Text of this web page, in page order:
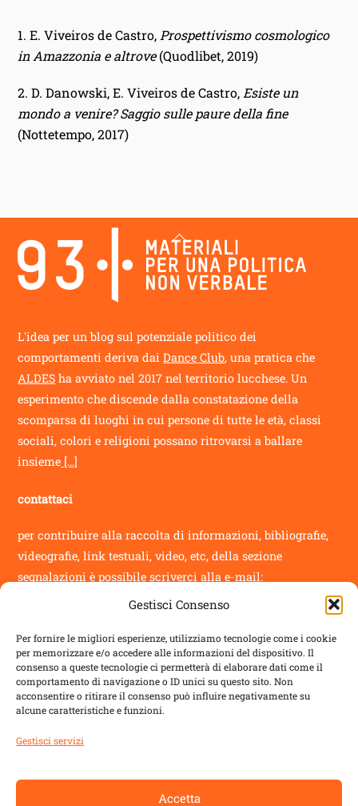
Gestisci Consenso
Per fornire le migliori esperienze, utilizziamo tecnologie come i cookie
per memorizzare e/o accedere alle informazioni del dispositivo. Il
consenso a queste tecnologie ci permetterà di elaborare dati come il
comportamento di navigazione o ID unici su questo sito. Non
acconsentire o ritirare il consenso può influire negativamente su
alcune caratteristiche e funzioni.
Gestisci servizi
Accetta
1. E. Viveiros de Castro, Prospettivismo cosmologico
in Amazzonia e altrove(Quodlibet, 2019)
2. D. Danowski, E. Viveiros de Castro,Esiste un
mondo a venire? Saggio sulle paure della fine
(Nottetempo, 2017)
Back
To
Top
L'idea per un blog sul potenziale politico dei
comportamenti deriva daiDance Club, una pratica che
ALDES ha avviato nel 2017 nel territorio lucchese. Un
esperimento che discende dalla constatazione della
scomparsa di luoghi in cui persone di tutte le età, classi
sociali, colori e religioni possano ritrovarsi a ballare
insieme [...]
contattaci
per contribuire alla raccolta di informazioni, bibliografie,
videografie, link testuali, video, etc, della sezione
segnalazioniè possibile scriverci alla e-mail:
info@novantatrepercento.it
sostenitori
il blog è un progetto sostenuto da
Regione Toscana